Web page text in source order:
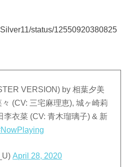
status/12550920380825
VERSION) by 相葉夕美
(CV: 三宅麻理恵), 城ヶ崎莉
李衣菜 (CV: 青木瑠璃子) & 新
April 28, 2020